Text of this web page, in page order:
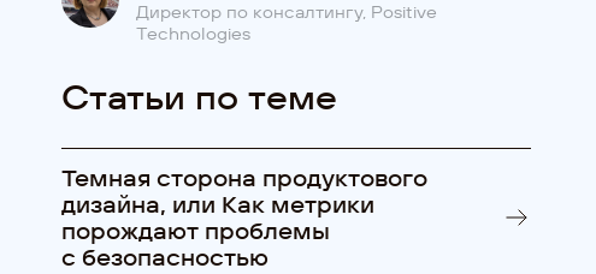
Директор по консалтингу, Positive
Technologies
Статьи по теме
Темная сторона продуктового
дизайна, или Как метрики
порождают проблемы
с безопасностью